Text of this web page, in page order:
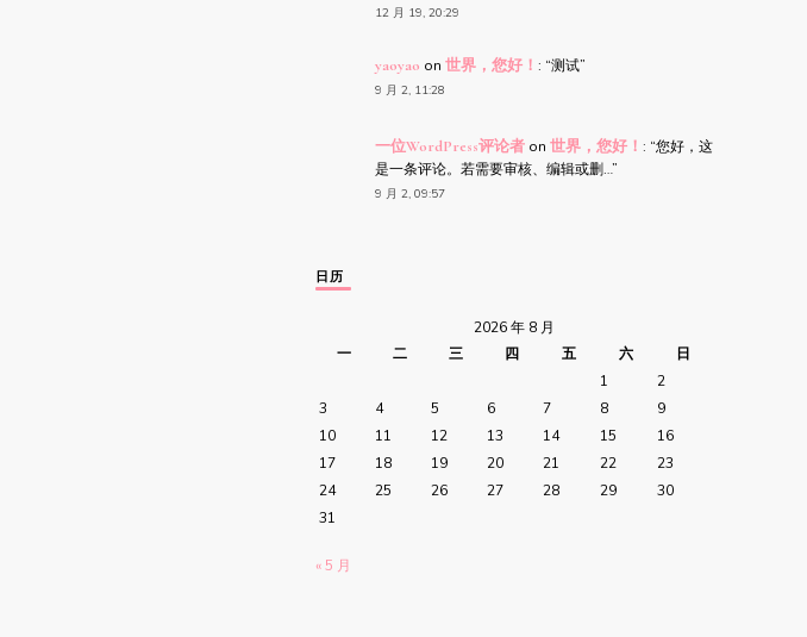
12 月 19, 20:29
yaoyao on 世界，您好！ : “测试”
9 月 2, 11:28
一位WordPress评论者on 世界，您好！ : “您好，这
是一条评论。若需要审核、编辑或删…”
9 月 2, 09:57
日历
2026 年 8 月
一
二 三 四 五 六
日
1
2
3
4 5 6 7 8
9
10
11 12 13 14 15
16
17
18 19 20 21 22
23
24
25 26 27 28 29
30
31
« 5 月